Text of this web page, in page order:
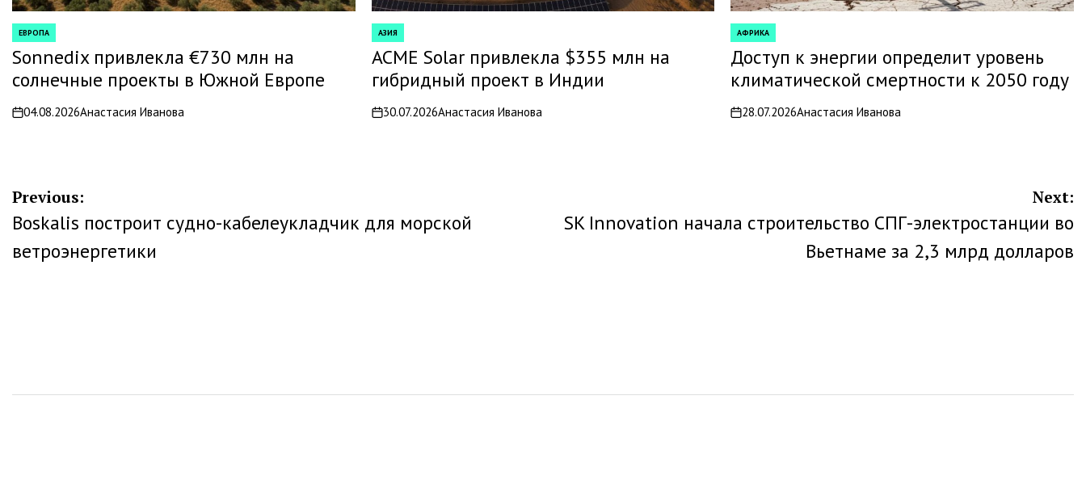
POSTED
IN
ЕВРОПА
Sonnedix привлекла €730 млн на
солнечные проекты в Южной Европе
on04.08.2026Анастасия Иванова
POSTED
IN
АЗИЯ
ACME Solar привлекла $355 млн на
гибридный проект в Индии
on30.07.2026Анастасия Иванова
POSTED
IN
АФРИКА
Доступ к энергии определит уровень
климатической смертности к 2050 году
on28.07.2026Анастасия Иванова
Навигация
по
записям
Previous:
Boskalis построит судно-кабелеукладчик для морской
ветроэнергетики
Next:
SK Innovation начала строительство СПГ-электростанции во
Вьетнаме за 2,3 млрд долларов